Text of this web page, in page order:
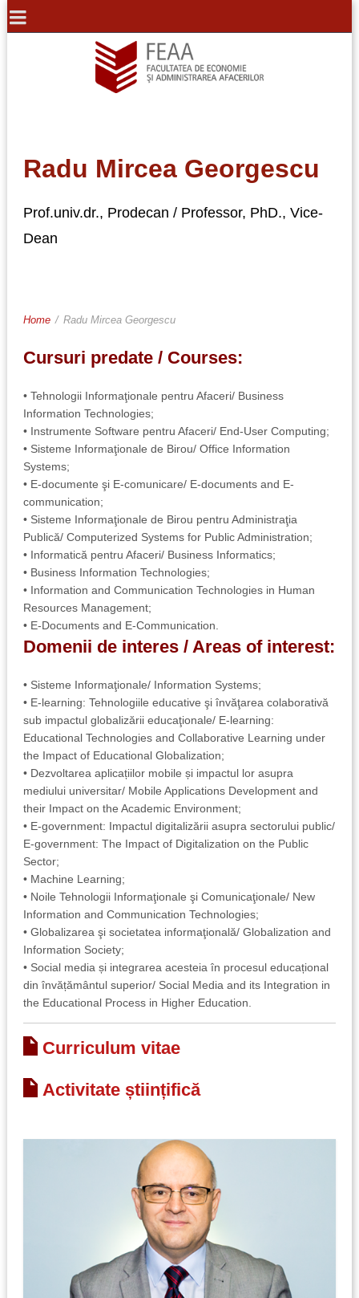
Radu Mircea Georgescu
Prof.univ.dr., Prodecan / Professor, PhD., Vice-
Dean
Home / Radu Mircea Georgescu
Cursuri predate / Courses:
• Tehnologii Informaţionale pentru Afaceri/ Business
Information Technologies;
• Instrumente Software pentru Afaceri/ End-User Computing;
• Sisteme Informaţionale de Birou/ Office Information
Systems;
• E-documente şi E-comunicare/ E-documents and E-
communication;
• Sisteme Informaţionale de Birou pentru Administraţia
Publică/ Computerized Systems for Public Administration;
• Informatică pentru Afaceri/ Business Informatics;
• Business Information Technologies;
• Information and Communication Technologies in Human
Resources Management;
• E-Documents and E-Communication.
Domenii de interes / Areas of interest:
• Sisteme Informaţionale/ Information Systems;
• E-learning: Tehnologiile educative şi învăţarea colaborativă
sub impactul globalizării educaţionale/ E-learning:
Educational Technologies and Collaborative Learning under
the Impact of Educational Globalization;
• Dezvoltarea aplicațiilor mobile și impactul lor asupra
mediului universitar/ Mobile Applications Development and
their Impact on the Academic Environment;
• E-government: Impactul digitalizării asupra sectorului public/
E-government: The Impact of Digitalization on the Public
Sector;
• Machine Learning;
• Noile Tehnologii Informaţionale şi Comunicaţionale/ New
Information and Communication Technologies;
• Globalizarea şi societatea informaţională/ Globalization and
Information Society;
• Social media și integrarea acesteia în procesul educațional
din învățământul superior/ Social Media and its Integration in
the Educational Process in Higher Education.
Curriculum vitae
Activitate științifică